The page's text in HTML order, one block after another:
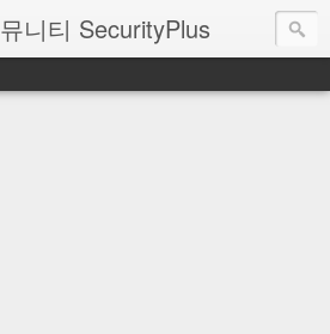
니티 SecurityPlus